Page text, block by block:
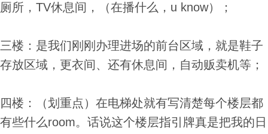
厕所，TV休息间，（在播什么，u know）；
三楼：是我们刚刚办理进场的前台区域，就是鞋子
存放区域，更衣间、还有休息间，自动贩卖机等；
四楼：（划重点）在电梯处就有写清楚每个楼层都
有些什么room。话说这个楼层指引牌真是把我的日